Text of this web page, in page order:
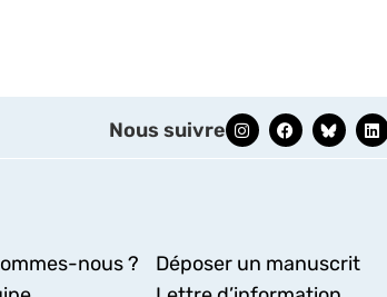
Nous suivre
nous ?
Déposer un manuscrit